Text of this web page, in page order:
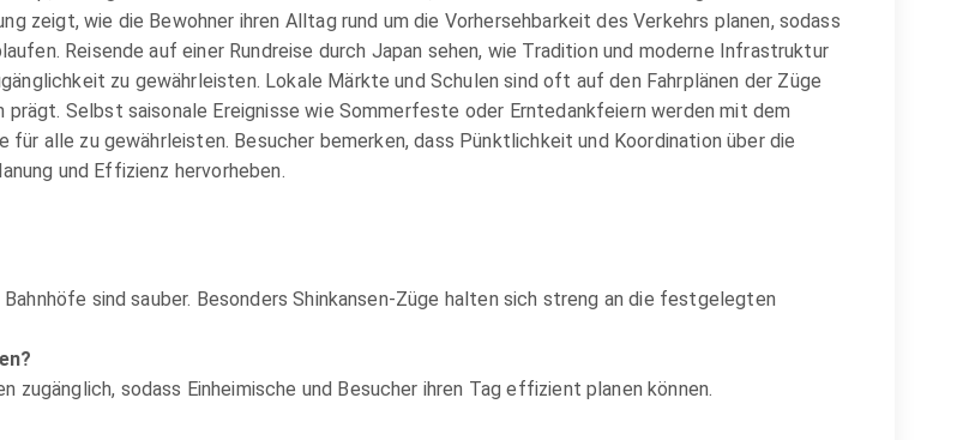
zeigt, wie die Bewohner ihren Alltag rund um die Vorhersehbarkeit des Verkehrs planen, sodass
Reisende auf einer Rundreise durch Japan sehen, wie Tradition und moderne Infrastruktur
zu gewährleisten. Lokale Märkte und Schulen sind oft auf den Fahrplänen der Züge
Selbst saisonale Ereignisse wie Sommerfeste oder Erntedankfeiern werden mit dem
alle zu gewährleisten. Besucher bemerken, dass Pünktlichkeit und Koordination über die
und Effizienz hervorheben.
sind sauber. Besonders Shinkansen-Züge halten sich streng an die festgelegten
zugänglich, sodass Einheimische und Besucher ihren Tag effizient planen können.